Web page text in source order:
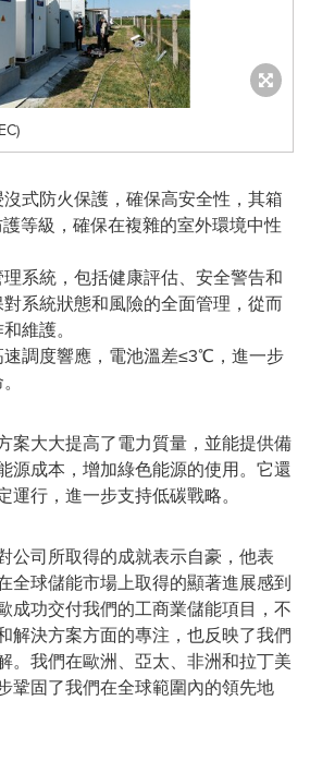
式防火保護，確保高安全性，其箱
等級，確保在複雜的室外環境中性
系統，包括健康評估、安全警告和
系統狀態和風險的全面管理，從而
維護。
速調度響應，電池溫差≤3℃，進一步
案大大提高了電力質量，並能提供備
源成本，增加綠色能源的使用。它還
運行，進一步支持低碳戰略。
公司所取得的成就表示自豪，他表
全球儲能市場上取得的顯著進展感到
成功交付我們的工商業儲能項目，不
解決方案方面的專注，也反映了我們
。我們在歐洲、亞太、非洲和拉丁美
鞏固了我們在全球範圍內的領先地